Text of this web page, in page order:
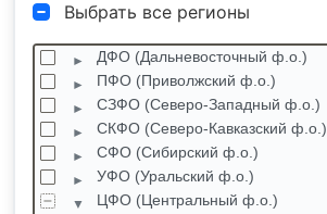
Выбрать все регионы
ДФО (Дальневосточный ф.о.)
ПФО (Приволжский ф.о.)
СЗФО (Северо-Западный ф.о.)
СКФО (Северо-Кавказский ф.о.)
СФО (Сибирский ф.о.)
УФО (Уральский ф.о.)
ЦФО (Центральный ф.о.)